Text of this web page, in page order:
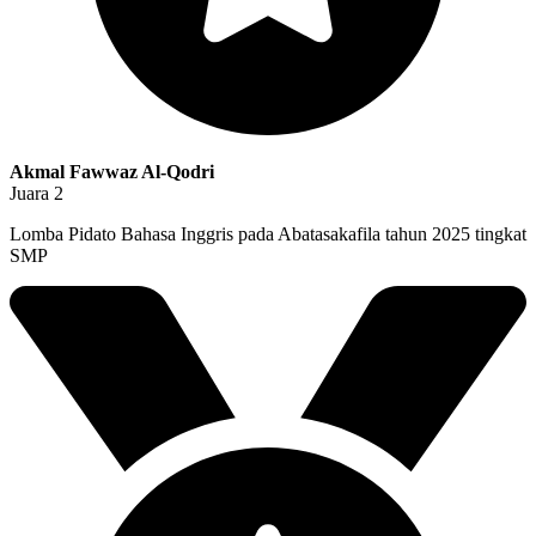
Akmal Fawwaz Al-Qodri
Juara 2
Lomba Pidato Bahasa Inggris pada Abatasakafila tahun 2025 tingkat
SMP